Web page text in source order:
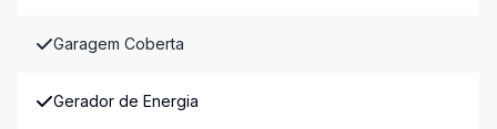
Garagem Coberta
Gerador de Energia